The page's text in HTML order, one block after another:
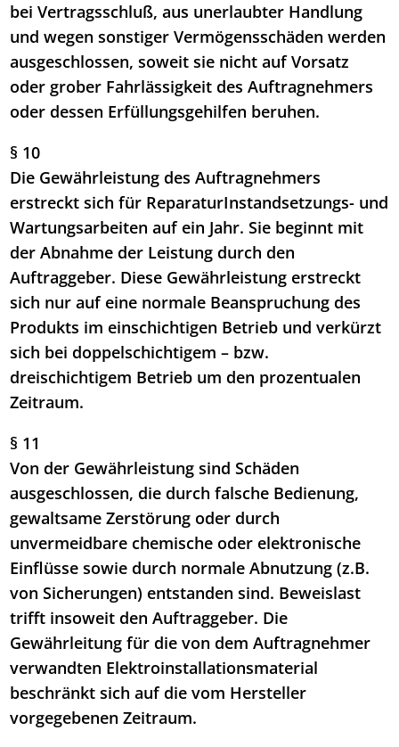
bei Vertragsschluß, aus unerlaubter Handlung
und wegen sonstiger Vermögensschäden werden
ausgeschlossen, soweit sie nicht auf Vorsatz
oder grober Fahrlässigkeit des Auftragnehmers
oder dessen Erfüllungsgehilfen beruhen.
§ 10
Die Gewährleistung des Auftragnehmers
erstreckt sich für ReparaturInstandsetzungs- und
Wartungsarbeiten auf ein Jahr. Sie beginnt mit
der Abnahme der Leistung durch den
Auftraggeber. Diese Gewährleistung erstreckt
sich nur auf eine normale Beanspruchung des
Produkts im einschichtigen Betrieb und verkürzt
sich bei doppelschichtigem – bzw.
dreischichtigem Betrieb um den prozentualen
Zeitraum.
§ 11
Von der Gewährleistung sind Schäden
ausgeschlossen, die durch falsche Bedienung,
gewaltsame Zerstörung oder durch
unvermeidbare chemische oder elektronische
Einflüsse sowie durch normale Abnutzung (z.B.
von Sicherungen) entstanden sind. Beweislast
trifft insoweit den Auftraggeber. Die
Gewährleitung für die von dem Auftragnehmer
verwandten Elektroinstallationsmaterial
beschränkt sich auf die vom Hersteller
vorgegebenen Zeitraum.